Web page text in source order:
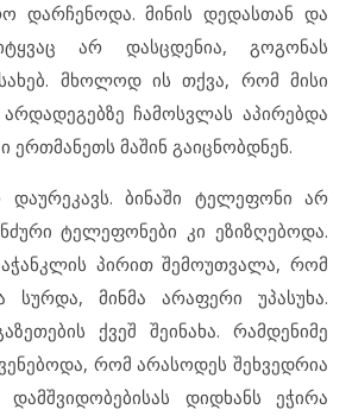
დარჩენოდა. მინის დედასთან და
არ დასცდენია, გოგონას
მხოლოდ ის თქვა, რომ მისი
ჩამოსვლას აპირებდა
მაშინ გაიცნობდნენ.
დაურეკავს. ბინაში ტელეფონი არ
ტელეფონები კი ეზიზღებოდა.
პირით შემოუთვალა, რომ
სურდა, მინმა არაფერი უპასუხა.
ქვეშ შეინახა. რამდენიმე
რომ არასოდეს შეხვედრია
დიდხანს ეჭირა